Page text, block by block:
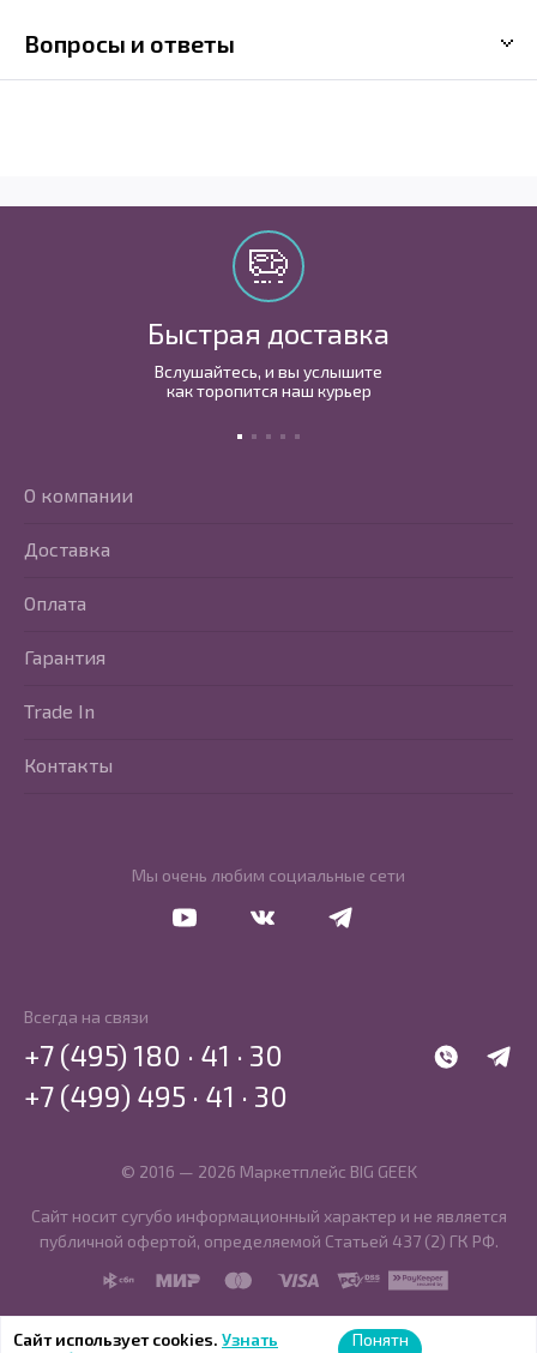
Вопросы и ответы
Быстрая доставка
Вслушайтесь, и вы услышите
как торопится наш курьер
Мы очень любим социальные сети
Перейти в VkontakteПерейти в Telegram
О компании
Доставка
Оплата
Гарантия
Trade In
Контакты
Всегда на связи
WhatsApp
+7 (495) 180 · 41 · 30
+7 (499) 495 · 41 · 30
© 2016 — 2026 Маркетплейс BIG GEEK
Сайт носит сугубо информационный характер и не является
публичной офертой, определяемой Статьей 437 (2) ГК РФ.
SBP
MIR MasterCard
Visa PCI DSS PayKeeper
Сайт использует cookies. Узнать
Понятн